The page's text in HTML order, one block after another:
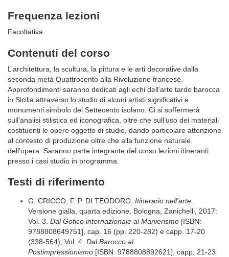
Frequenza lezioni
Facoltativa
Contenuti del corso
L’architettura, la scultura, la pittura e le arti decorative dalla
seconda metà Quattrocento alla Rivoluzione francese.
Approfondimenti saranno dedicati agli echi dell’arte tardo barocca
in Sicilia attraverso lo studio di alcuni artisti significativi e
monumenti simbolo del Settecento isolano. Ci si soffermerà
sull’analisi stilistica ed iconografica, oltre che sull’uso dei materiali
costituenti le opere oggetto di studio, dando particolare attenzione
al contesto di produzione oltre che alla funzione naturale
dell’opera. Saranno parte integrante del corso lezioni itineranti
presso i casi studio in programma.
Testi di riferimento
G. CRICCO, F. P. DI TEODORO, Itinerario nell’arte
Versione gialla, quarta edizione, Bologna, Zanichelli, 2017:
Vol. 3. Dal Gotico internazionale al Manierismo [ISBN:
9788808649751], cap. 16 (pp. 220-282) e capp. 17-20
(338-564); Vol. 4. Dal Barocco al
Postimpressionismo [ISBN: 9788808892621], capp. 21-23